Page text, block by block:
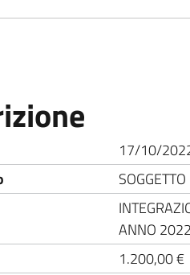
17/10/
ANNO 2022
1.200,00 €